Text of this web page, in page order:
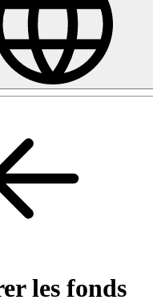
les fonds